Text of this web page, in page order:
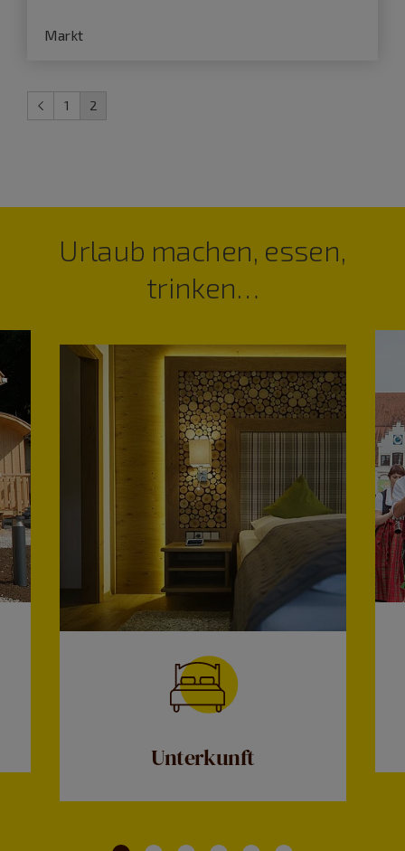
Markt
1 2
Urlaub machen, essen,
trinken…
Unterkunft